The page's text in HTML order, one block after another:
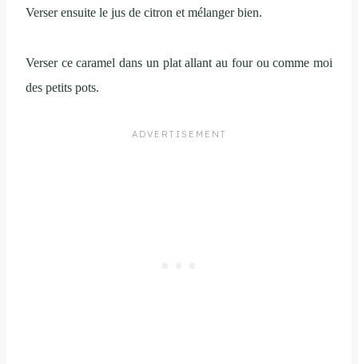
Verser ensuite le jus de citron et mélanger bien.
Verser ce caramel dans un plat allant au four ou comme moi
des petits pots.